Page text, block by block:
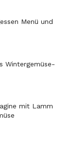
Menü und
Wintergemüse-
mit Lamm